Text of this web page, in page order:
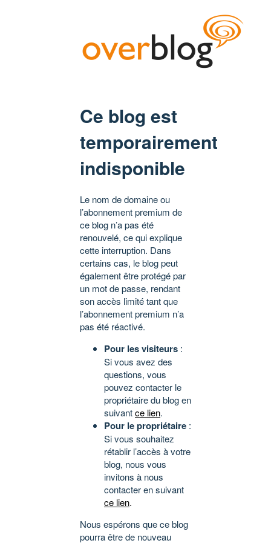
Ce blog est
temporairement
indisponible
Le nom de domaine ou
l’abonnement premium de
ce blog n’a pas été
renouvelé, ce qui explique
cette interruption. Dans
certains cas, le blog peut
également être protégé par
un mot de passe, rendant
son accès limité tant que
l’abonnement premium n’a
pas été réactivé.
Pour les visiteurs :
Si vous avez des
questions, vous
pouvez contacter le
propriétaire du blog en
suivantce lien.
Pour le propriétaire :
Si vous souhaitez
rétablir l’accès à votre
blog, nous vous
invitons à nous
contacter en suivant
ce lien.
Nous espérons que ce blog
pourra être de nouveau